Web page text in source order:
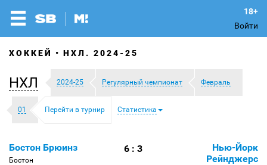
Войти
ХОККЕЙ НХЛ. 2024-25
НХЛ 2024-25 Регулярный чемпионат Февраль
01 Перейти в турнир Статистика
Бостон Брюинз
Бостон
6 : 3
Нью-Йорк
Рейнджерс